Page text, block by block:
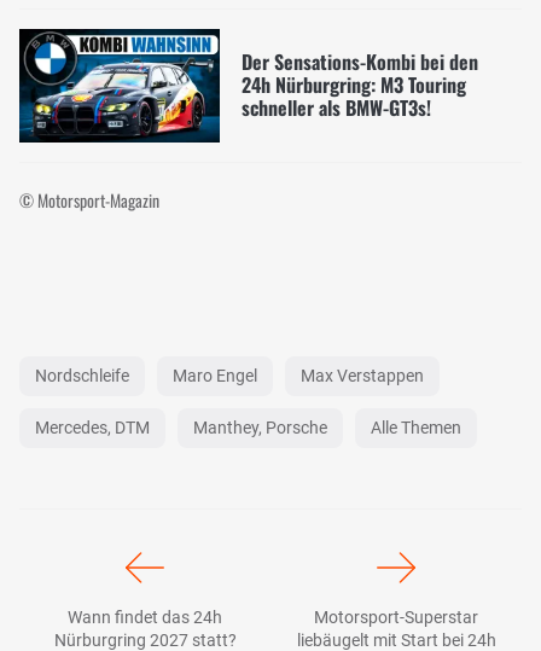
Der Sensations-Kombi bei den
24h Nürburgring: M3 Touring
schneller als BMW-GT3s!
© Motorsport-Magazin
Nordschleife Maro Engel Max Verstappen
Mercedes, DTM Manthey, Porsche Alle Themen
Wann findet das 24h
Nürburgring 2027 statt?
Motorsport-Superstar
liebäugelt mit Start bei 24h